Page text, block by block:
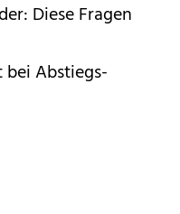
Diese Fragen
bei Abstiegs-